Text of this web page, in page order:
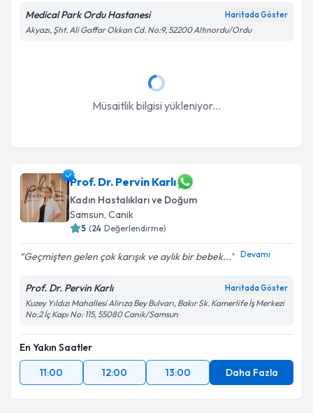
Takvim Talebini Gönder
Medical Park Ordu Hastanesi Haritada Göster
Akyazı, Şht. Ali Gaffar Okkan Cd. No:9, 52200 Altınordu/Ordu
Müsaitlik bilgisi yükleniyor...
Prof. Dr. Pervin Karlı
Kadın Hastalıkları ve Doğum
Samsun, Canik
5 (24 Değerlendirme)
Geçmişten gelen çok karışık ve aylık bir bebek... Devamı
Prof. Dr. Pervin Karlı Haritada Göster
Kuzey Yıldızı Mahallesi Alirıza Bey Bulvarı, Bakır Sk. Kamerlife İş Merkezi
No:2 İç Kapı No: 115, 55080 Canik/Samsun
En Yakın Saatler
11:00
12:00 13:00 Daha Fazla